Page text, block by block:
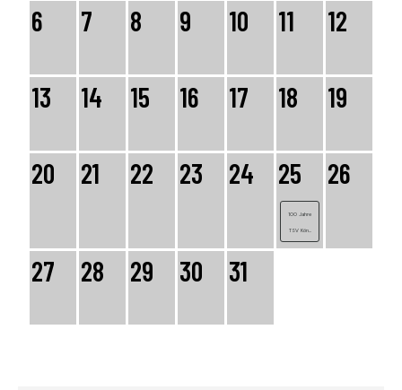
6 7 8 9 10 11 12
13 14 15 16 17 18 19
20 21 22 23 24 25
100 Jahre
TSV Kön...
26
27 28 29 30 31